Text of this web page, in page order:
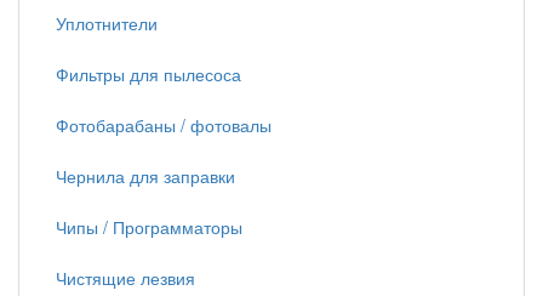
Уплотнители
Фильтры для пылесоса
Фотобарабаны / фотовалы
Чернила для заправки
Чипы / Программаторы
Чистящие лезвия